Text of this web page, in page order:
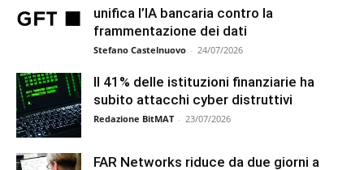
unifica l’IA bancaria contro la
frammentazione dei dati
Stefano Castelnuovo - 24/07/2026
Il 41% delle istituzioni finanziarie ha
subito attacchi cyber distruttivi
Redazione BitMAT - 23/07/2026
FAR Networks riduce da due giorni a